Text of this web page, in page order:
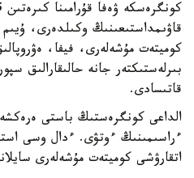
قاۋىمداستىعىنىڭ وكىلدەرى،
كوميتەت مۇشەلەرى، فيفا،
بىرلەستىكتەر جانە حالىقارالىق
قاتىسادى.
الداعى كونگرەستىڭ باستى
ءراسىمىنىڭ ءوتۋى. ءدال وسى
اتقارۋشى كوميتەت مۇشەلەرى